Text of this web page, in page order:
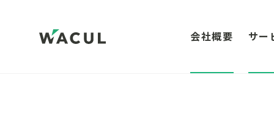
会社概要 サー